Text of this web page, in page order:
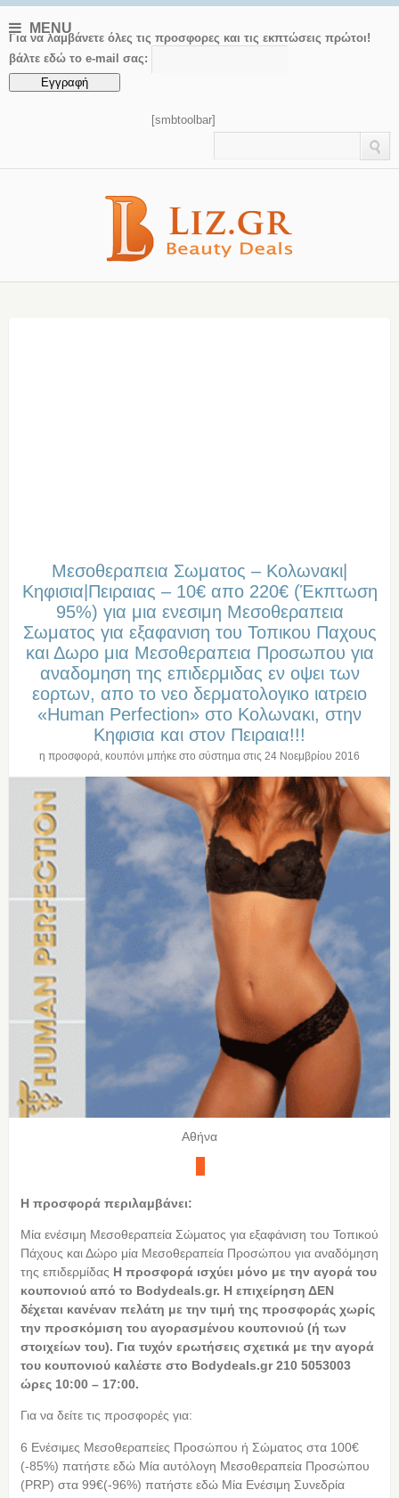
MENU
Για να λαμβάνετε όλες τις προσφορες και τις εκπτώσεις πρώτοι!
βάλτε εδώ το e-mail σας:
[smbtoolbar]
Μεσοθεραπεια Σωματος – Κολωνακι|
Κηφισια|Πειραιας – 10€ απο 220€ (Έκπτωση
95%) για μια ενεσιμη Μεσοθεραπεια
Σωματος για εξαφανιση του Τοπικου Παχους
και Δωρο μια Μεσοθεραπεια Προσωπου για
αναδομηση της επιδερμιδας εν οψει των
εορτων, απο το νεο δερματολογικο ιατρειο
«Human Perfection» στo Κολωνακι, στην
Κηφισια και στον Πειραια!!!
η προσφορά, κουπόνι μπήκε στο σύστημα στις 24 Νοεμβρίου 2016
Αθήνα
Η προσφορά περιλαμβάνει:
Μία ενέσιμη Μεσοθεραπεία Σώματος για εξαφάνιση του Τοπικού
Πάχους και Δώρο μία Μεσοθεραπεία Προσώπου για αναδόμηση
της επιδερμίδας Η προσφορά ισχύει μόνο με την αγορά του
κουπονιού από το Bodydeals.gr. Η επιχείρηση ΔΕΝ
δέχεται κανέναν πελάτη με την τιμή της προσφοράς χωρίς
την προσκόμιση του αγορασμένου κουπονιού (ή των
στοιχείων του). Για τυχόν ερωτήσεις σχετικά με την αγορά
του κουπονιού καλέστε στο Bodydeals.gr 210 5053003
ώρες 10:00 – 17:00.
Για να δείτε τις προσφορές για:
6 Ενέσιμες Μεσοθεραπείες Προσώπου ή Σώματος στα 100€
(-85%) πατήστε εδώ Μία αυτόλογη Mεσοθεραπεία Προσώπου
(PRP) στα 99€(-96%) πατήστε εδώ Μία Ενέσιμη Συνεδρία